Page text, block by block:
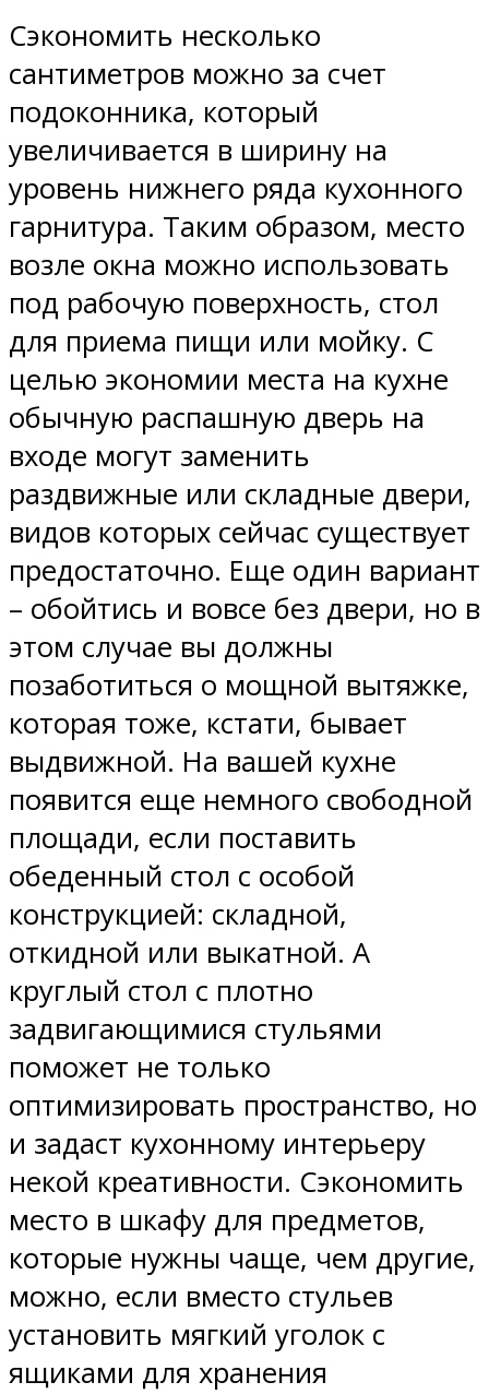
Сэкономить несколько
сантиметров можно за счет
подоконника, который
увеличивается в ширину на
уровень нижнего ряда кухонного
гарнитура. Таким образом, место
возле окна можно использовать
под рабочую поверхность, стол
для приема пищи или мойку. С
целью экономии места на кухне
обычную распашную дверь на
входе могут заменить
раздвижные или складные двери,
видов которых сейчас существует
предостаточно. Еще один вариант
– обойтись и вовсе без двери, но в
этом случае вы должны
позаботиться о мощной вытяжке,
которая тоже, кстати, бывает
выдвижной. На вашей кухне
появится еще немного свободной
площади, если поставить
обеденный стол с особой
конструкцией: складной,
откидной или выкатной. А
круглый стол с плотно
задвигающимися стульями
поможет не только
оптимизировать пространство, но
и задаст кухонному интерьеру
некой креативности. Сэкономить
место в шкафу для предметов,
которые нужны чаще, чем другие,
можно, если вместо стульев
установить мягкий уголок с
ящиками для хранения